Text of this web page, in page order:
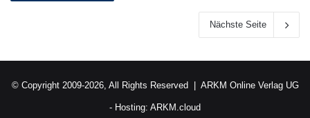
Nächste Seite
© Copyright 2009-2026, All Rights Reserved | ARKM Online Verlag UG
- Hosting: ARKM.cloud